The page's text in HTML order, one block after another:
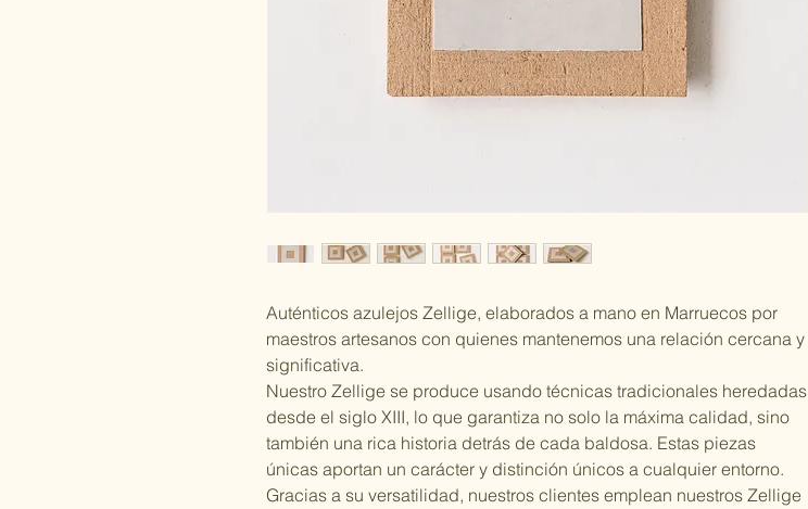
Auténticos azulejos Zellige, elaborados a mano en Marruecos por
maestros artesanos con quienes mantenemos una relación cercana y
significativa.
Nuestro Zellige se produce usando técnicas tradicionales heredadas
desde el siglo XIII, lo que garantiza no solo la máxima calidad, sino
también una rica historia detrás de cada baldosa. Estas piezas
únicas aportan un carácter y distinción únicos a cualquier entorno.
Gracias a su versatilidad, nuestros clientes emplean nuestros Zellige